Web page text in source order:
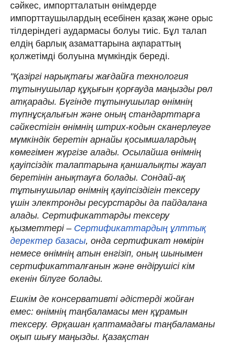
сәйкес, импортталатын өнімдерде
импорттаушылардың есебінен қазақ және орыс
тілдеріндегі аудармасы болуы тиіс. Бұл талап
елдің барлық азаматтарына ақпараттың
қолжетімді болуына мүмкіндік береді.
"Қазіргі нарықтағы жағдайға технология
тұтынушылар құқығын қорғауда маңызды рөл
атқарады. Бүгінде тұтынушылар өнімнің
түпнұсқалығын және оның стандарттарға
сәйкестігін өнімнің штрих-кодын сканерлеуге
мүмкіндік беретін арнайы қосымшалардың
көмегімен жүргізе алады. Осылайша өнімнің
қауіпсіздік талаптарына қаншалықты жауап
беретінін анықтауға болады. Сондай-ақ
тұтынушылар өнімнің қауіпсіздігін тексеру
үшін электронды ресурстарды да пайдалана
алады. Сертификаттарды тексеру
қызметтері – Сертификаттардың ұлттық
деректер базасы, онда сертификат нөмірін
немесе өнімнің атын енгізіп, оның шынымен
сертификатталғанын және өндірушісі кім
екенін білуге ​​болады.
Ешкім де консервативті әдістерді жойған
емес: өнімнің таңбаламасы мен құрамын
тексеру. Әрқашан қаптамадағы таңбаламаны
оқып шығу маңызды. Қазақстан